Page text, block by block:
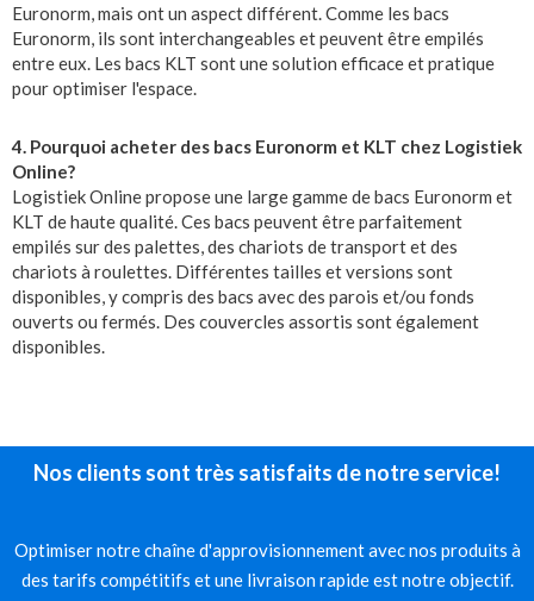
Euronorm, mais ont un aspect différent. Comme les bacs
Euronorm, ils sont interchangeables et peuvent être empilés
entre eux. Les bacs KLT sont une solution efficace et pratique
pour optimiser l'espace.
4. Pourquoi acheter des bacs Euronorm et KLT chez Logistiek
Online?
Logistiek Online propose une large gamme de bacs Euronorm et
KLT de haute qualité. Ces bacs peuvent être parfaitement
empilés sur des palettes, des chariots de transport et des
chariots à roulettes. Différentes tailles et versions sont
disponibles, y compris des bacs avec des parois et/ou fonds
ouverts ou fermés. Des couvercles assortis sont également
disponibles.
Nos clients sont très satisfaits de notre service!
Optimiser notre chaîne d'approvisionnement avec nos produits à
des tarifs compétitifs et une livraison rapide est notre objectif.